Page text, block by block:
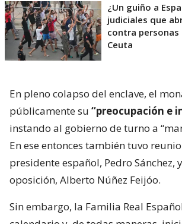
¿Un guiño a
judiciales que
contra personas
Ceuta
En pleno colapso del enclave, el
públicamente su “preocupación e
instando al gobierno de turno a
En ese entonces también tuvo
presidente español, Pedro Sánchez,
oposición, Alberto Núñez Feijóo.
Sin embargo, la Familia Real